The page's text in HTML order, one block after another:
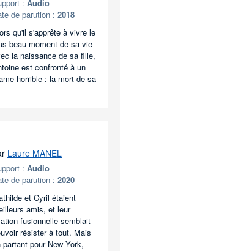
: Audio
de parution : 2018
qu'il s'apprête à vivre le
beau moment de sa vie
la naissance de sa fille,
est confronté à un
horrible : la mort de sa
Laure MANEL
: Audio
de parution : 2020
et Cyril étaient
amis, et leur
fusionnelle semblait
résister à tout. Mais
partant pour New York,